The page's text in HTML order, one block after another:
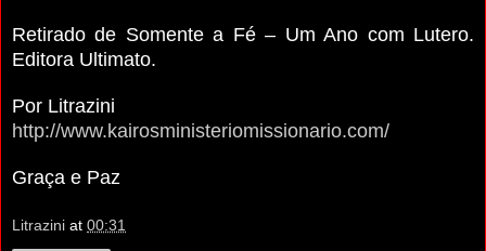
Retirado de Somente a Fé – Um Ano com Lutero.
Editora Ultimato.
Por Litrazini
http://www.kairosministeriomissionario.com/
Graça e Paz
Litrazini at 00:31